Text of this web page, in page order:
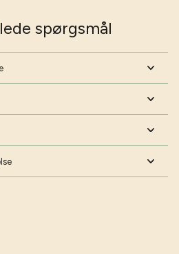
spørgsmål
blive haveekspert!
jeg har styr på det!